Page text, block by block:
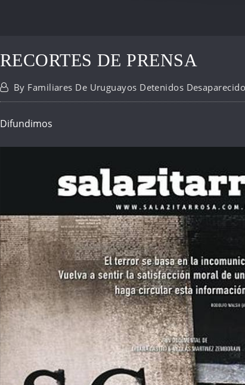
RECORTES DE PRENSA
By Familiares De Uruguayos Detenidos
Difundimos